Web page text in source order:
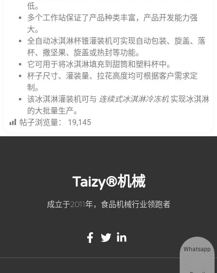
低。
多个工作站保证了产品种类丰富，产品开发能力强
大。
全自动冰淇淋杯锥灌装机可实现自动包装、旋盖、落
杯、撒坚果、旋盖或热封等功能。
它可用于将冰淇淋填充到甜筒和塑料杯中。
杯子尺寸、灌装量、拉花高度均可根据客户需求定
制。
该冰淇淋灌装机可与 连续式冰淇淋冷冻机实现冰淇淋
的大批量生产。
帖子浏览量：
19,145
Taizy®机械
成立于2011年，食品机械行业领跑者
Whatsapp